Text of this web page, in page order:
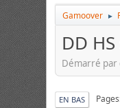
Gamoover ►
DD
Démarré par
EN BAS Pages